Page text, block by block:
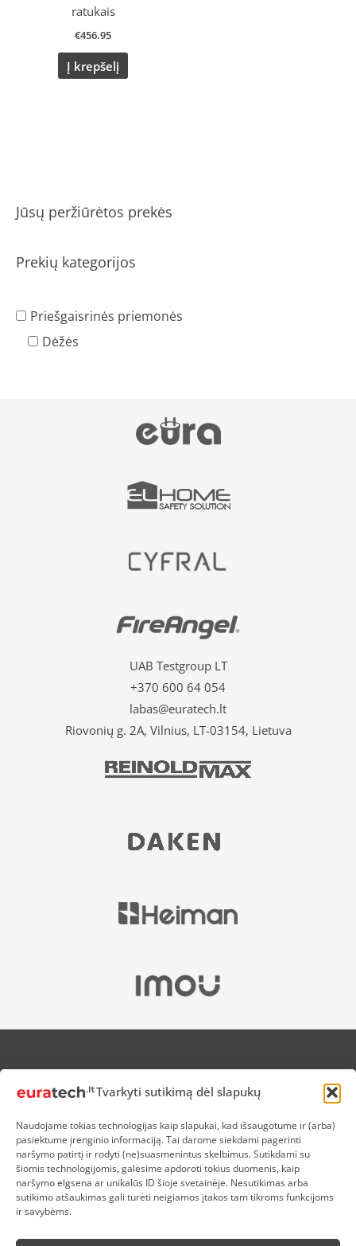
Tvarkyti sutikimą dėl slapukų
Naudojame tokias technologijas kaip slapukai, kad išsaugotume ir (arba)
pasiektume įrenginio informaciją. Tai darome siekdami pagerinti
naršymo patirtį ir rodyti (ne)suasmenintus skelbimus. Sutikdami su
šiomis technologijomis, galėsime apdoroti tokius duomenis, kaip
naršymo elgsena ar unikalūs ID šioje svetainėje. Nesutikimas arba
sutikimo atšaukimas gali turėti neigiamos įtakos tam tikroms funkcijoms
ir savybėms.
Jūsų peržiūrėtos prekės
Prekių kategorijos
Priešgaisrinės priemonės
Dėžės
ratukais
€456.95
Į krepšelį
UAB Testgroup LT
+370 600 64 054
labas@euratech.lt
Riovonių g. 2A, Vilnius, LT-03154, Lietuva
APIE MUS
NUOLAIDOS HEROJAMS
PREKIŲ IR PINIGŲ GRĄŽINIMAS
ATSISKAITYMAS
D.U.K
KOKYBĖS POLITIKA
SLAPUKŲ POLITIKA
SĄLYGOS IR TAISYKLĖS